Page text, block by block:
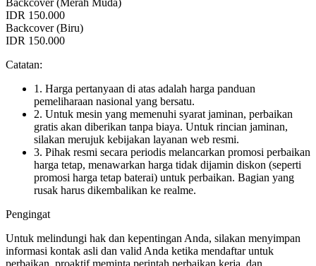
IDR 150.000
Backcover (Biru)
IDR 150.000
Catatan:
1. Harga pertanyaan di atas adalah harga panduan
pemeliharaan nasional yang bersatu.
2. Untuk mesin yang memenuhi syarat jaminan, perbaikan
gratis akan diberikan tanpa biaya. Untuk rincian jaminan,
silakan merujuk kebijakan layanan web resmi.
3. Pihak resmi secara periodis melancarkan promosi perbaikan
harga tetap, menawarkan harga tidak dijamin diskon (seperti
promosi harga tetap baterai) untuk perbaikan. Bagian yang
rusak harus dikembalikan ke realme.
Pengingat
Untuk melindungi hak dan kepentingan Anda, silakan menyimpan
informasi kontak asli dan valid Anda ketika mendaftar untuk
perbaikan, proaktif meminta perintah perbaikan kerja, dan